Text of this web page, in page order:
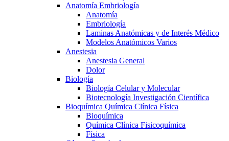
Anatomía Embriología
Anatomía
Embriología
Laminas Anatómicas y de Interés Médico
Modelos Anatómicos Varios
Anestesia
Anestesia General
Dolor
Biología
Biología Celular y Molecular
Biotecnología Investigación Científica
Bioquímica Química Clínica Física
Bioquímica
Química Clínica Fisicoquímica
Física